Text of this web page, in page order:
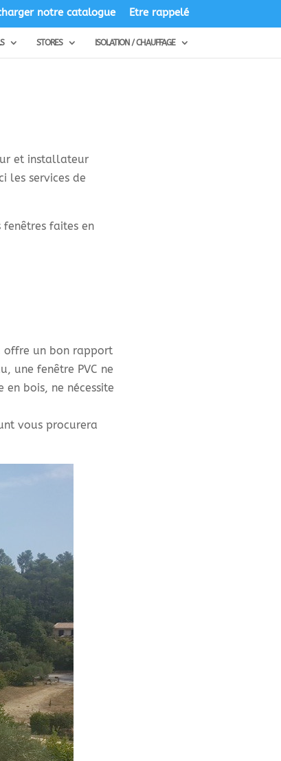
notre catalogue Etre rappelé
STORES ISOLATION / CHAUFFAGE
et installateur
les services de
fenêtres faites en
offre un bon rapport
une fenêtre PVC ne
bois, ne nécessite
vous procurera